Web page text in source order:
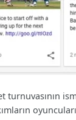
turnuvasının